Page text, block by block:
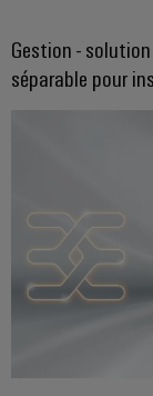
Gestion -
séparable pour